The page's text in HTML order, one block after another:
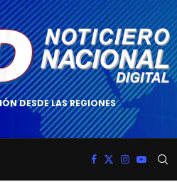
DESDE LAS REGIONES